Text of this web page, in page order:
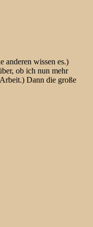
anderen wissen es.)
ob ich nun mehr
Dann die große